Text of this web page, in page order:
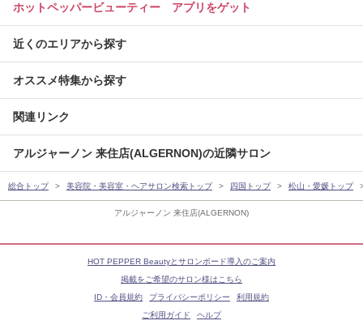
アルジャーノン 来住店(ALGERNON)
ホットペッパービューティー アプリをゲット
近くのエリアから探す
オススメ特集から探す
関連リンク
アルジャーノン 来住店(ALGERNON)の近隣サロン
総合トップ 美容院・美容室・ヘアサロン検索トップ 四国トップ 松山・愛媛トップ
HOT PEPPER Beautyとサロンボード導入のご案内
掲載をご希望のサロン様はこちら
ID・会員規約
プライバシーポリシー
利用規約
ご利用ガイド
ヘルプ